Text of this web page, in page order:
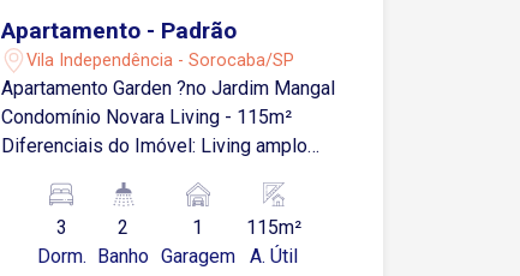
Apartamento - Padrão
Vila Independência - Sorocaba/SP
Apartamento Garden ?no Jardim Mangal
Condomínio Novara Living - 115m²
Diferenciais do Imóvel: Living amplo
Cozinha funcional com excelente
aproveitamento de espaço Lavanderia
independente Banheiro social elegante
3
Dorm.
2
Banho
1
Garagem
115m²
A. Útil